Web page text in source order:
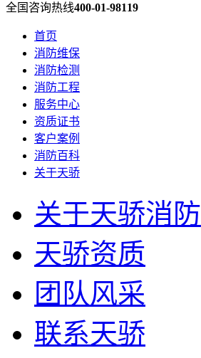
全国咨询热线400-01-98119
首页
消防维保
消防检测
消防工程
服务中心
资质证书
客户案例
消防百科
关于天骄
关于天骄消防
天骄资质
团队风采
联系天骄